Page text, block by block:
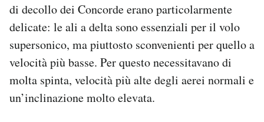
di decollo dei Concorde erano particolarmente
delicate: le ali a delta sono essenziali per il volo
supersonico, ma piuttosto sconvenienti per quello a
velocità più basse. Per questo necessitavano di
molta spinta, velocità più alte degli aerei normali e
un’inclinazione molto elevata.